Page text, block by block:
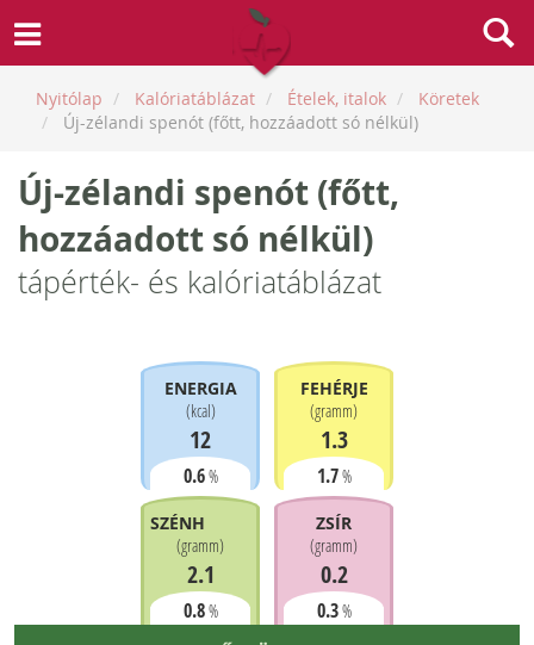
Nyitólap Kalóriatáblázat Ételek, italok
Köretek
Új-zélandi spenót (főtt, hozzáadott só nélkül)
Új-zélandi spenót (főtt,
hozzáadott só nélkül)
tápérték- és kalóriatáblázat
ENERGIA
(kcal)
12
0.6%
FEHÉRJE
(gramm)
1.3
1.7%
SZÉNHIDRÁT
(gramm)
2.1
0.8%
ZSÍR
(gramm)
0.2
0.3%